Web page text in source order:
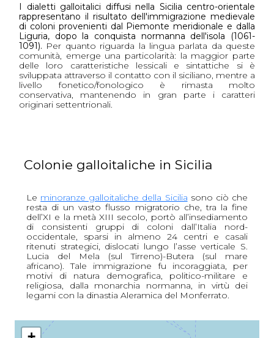
I dialetti galloitalici diffusi nella Sicilia centro-orientale
rappresentano il risultato dell'immigrazione medievale
di coloni provenienti dal Piemonte meridionale e dalla
Liguria, dopo la conquista normanna dell'isola (1061-
1091). Per quanto riguarda la lingua parlata da queste
comunità, emerge una particolarità: la maggior parte
delle loro caratteristiche lessicali e sintattiche si è
sviluppata attraverso il contatto con il siciliano, mentre a
livello fonetico/fonologico è rimasta molto
conservativa, mantenendo in gran parte i caratteri
originari settentrionali.
Colonie galloitaliche in Sicilia
Le minoranze galloitaliche della Sicilia sono ciò che
resta di un vasto flusso migratorio che, tra la fine
dell’XI e la metà XIII secolo, portò all’insediamento
di consistenti gruppi di coloni dall’Italia nord-
occidentale, sparsi in almeno 24 centri e casali
ritenuti strategici, dislocati lungo l’asse verticale S.
Lucia del Mela (sul Tirreno)-Butera (sul mare
africano). Tale immigrazione fu incoraggiata, per
motivi di natura demografica, politico-militare e
religiosa, dalla monarchia normanna, in virtù dei
legami con la dinastia Aleramica del Monferrato.